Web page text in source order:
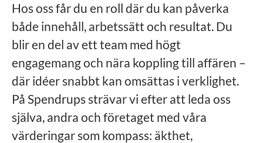
Hos oss får du en roll där du kan påverka
både innehåll, arbetssätt och resultat. Du
blir en del av ett team med högt
engagemang och nära koppling till affären –
där idéer snabbt kan omsättas i verklighet.
På Spendrups strävar vi efter att leda oss
själva, andra och företaget med våra
värderingar som kompass: äkthet,